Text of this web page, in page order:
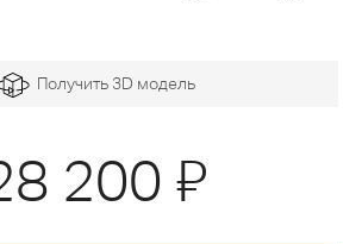
Получить 3D модель
200 Я